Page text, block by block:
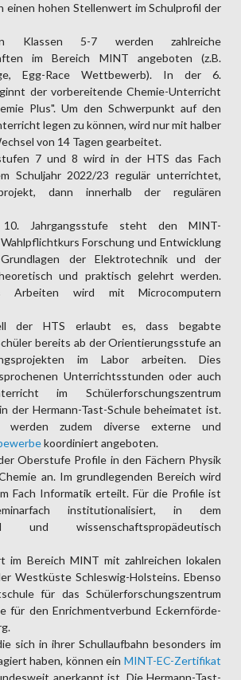
einen hohen Stellenwert im Schulprofil der
Klassen 5-7 werden zahlreiche
im Bereich MINT angeboten (z.B.
Egg-Race Wettbewerb). In der 6.
der vorbereitende Chemie-Unterricht
Plus". Um den Schwerpunkt auf den
legen zu können, wird nur mit halber
von 14 Tagen gearbeitet.
7 und 8 wird in der HTS das Fach
Schuljahr 2022/23 regulär unterrichtet,
dann innerhalb der regulären
Jahrgangsstufe steht den MINT-
Forschung und Entwicklung
der Elektrotechnik und der
und praktisch gelehrt werden.
Arbeiten wird mit Microcomputern
der HTS erlaubt es, dass begabte
bereits ab der Orientierungsstufe an
im Labor arbeiten. Dies
Unterrichtsstunden oder auch
im Schülerforschungszentrum
der Hermann-Tast-Schule beheimatet ist.
werden zudem diverse externe und
koordiniert angeboten.
Oberstufe Profile in den Fächern Physik
an. Im grundlegenden Bereich wird
Fach Informatik erteilt. Für die Profile ist
institutionalisiert, in dem
und wissenschaftspropädeutisch
im Bereich MINT mit zahlreichen lokalen
Westküste Schleswig-Holsteins. Ebenso
für das Schülerforschungszentrum
für den Enrichmentverbund Eckernförde-
sich in ihrer Schullaufbahn besonders im
haben, können einMINT-EC-Zertifikat
anerkannt ist. Die Hermann-Tast-